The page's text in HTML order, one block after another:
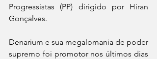
Progressistas (PP) dirigido por Hiran
Gonçalves.
Denarium e sua megalomania de poder
supremo foi promotor nos últimos dias